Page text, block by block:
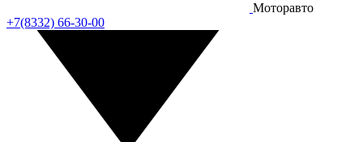
Моторавто
+7(8332) 66-30-00